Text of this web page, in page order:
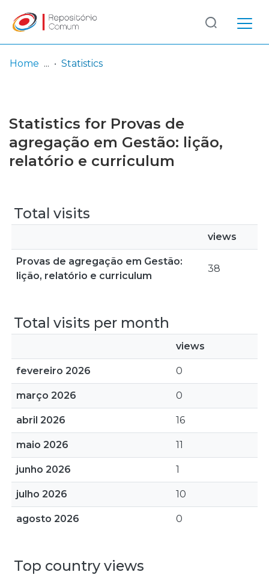
Browse repository
Entities
Log
In
(current)
Home Statistics
Statistics for Provas de
agregação em Gestão: lição,
relatório e curriculum
Total visits
views
Provas de agregação em Gestão:
lição, relatório e curriculum
38
Total visits per month
views
fevereiro 2026 0
março 2026 0
abril 2026 16
maio 2026 11
junho 2026 1
julho 2026 10
agosto 2026 0
Top country views